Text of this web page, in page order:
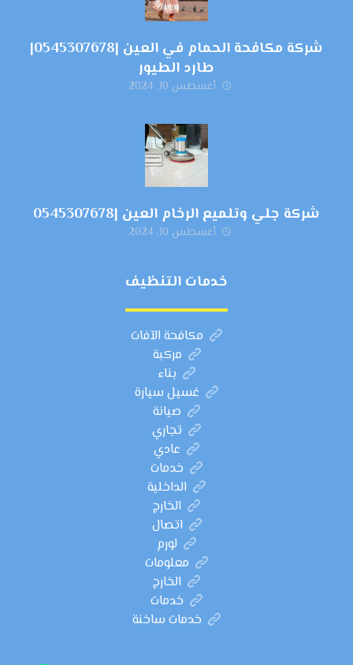
شركة مكافحة الحمام في العين |0545307678|
طارد الطيور
أغسطس 10, 2024
شركة جلي وتلميع الرخام العين |0545307678
أغسطس 10, 2024
خدمات التنظيف
مكافحة الآفات
مركبة
بناء
غسيل سيارة
صيانة
تجاري
عادي
خدمات
الداخلية
الخارج
اتصال
لورم
معلومات
الخارج
خدمات
خدمات ساخنة